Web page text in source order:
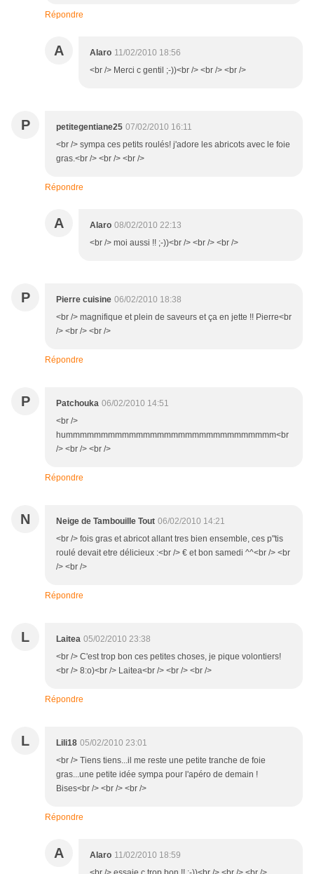
Répondre
A Alaro 11/02/2010 18:56
<br /> Merci c gentil ;-))<br /> <br /> <br />
P petitegentiane25 07/02/2010 16:11
<br /> sympa ces petits roulés! j'adore les abricots avec le foie
gras.<br /> <br /> <br />
Répondre
A Alaro 08/02/2010 22:13
<br /> moi aussi !! ;-))<br /> <br /> <br />
P Pierre cuisine 06/02/2010 18:38
<br /> magnifique et plein de saveurs et ça en jette !! Pierre<br
/> <br /> <br />
Répondre
P Patchouka 06/02/2010 14:51
<br />
hummmmmmmmmmmmmmmmmmmmmmmmmmmmmm<br
/> <br /> <br />
Répondre
N Neige de Tambouille Tout 06/02/2010 14:21
<br /> fois gras et abricot allant tres bien ensemble, ces p"tis
roulé devait etre délicieux :<br /> € et bon samedi ^^<br /> <br
/> <br />
Répondre
L Laitea 05/02/2010 23:38
<br /> C'est trop bon ces petites choses, je pique volontiers!
<br /> 8:o)<br /> Laitea<br /> <br /> <br />
Répondre
L Lili18 05/02/2010 23:01
<br /> Tiens tiens...il me reste une petite tranche de foie
gras...une petite idée sympa pour l'apéro de demain !
Bises<br /> <br /> <br />
Répondre
A Alaro 11/02/2010 18:59